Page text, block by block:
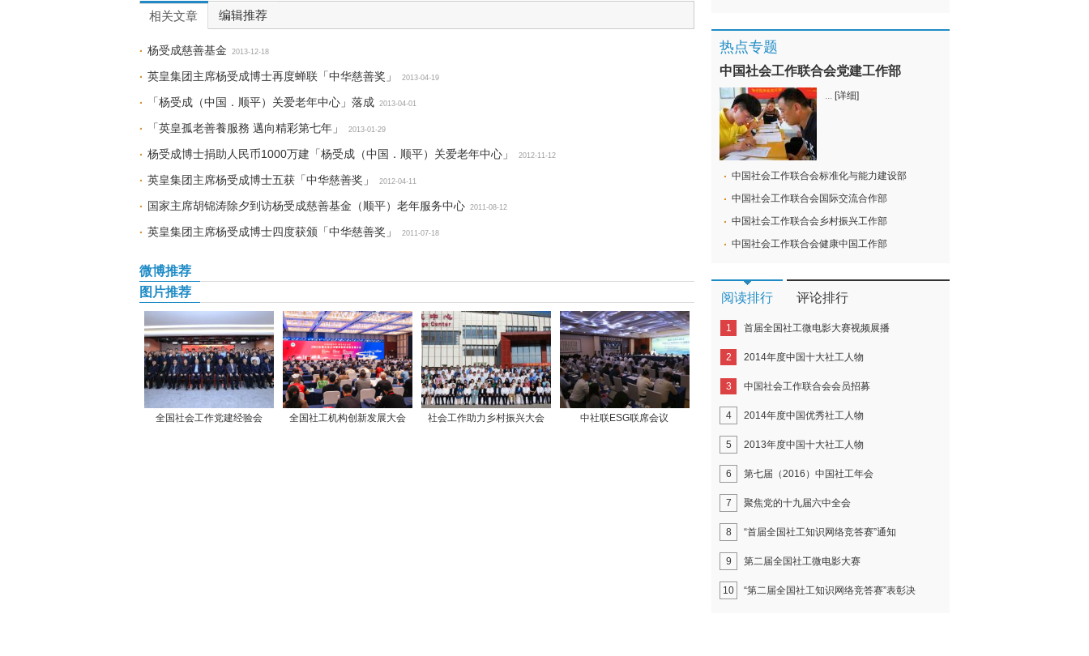
相关文章 编辑推荐
杨受成慈善基金 2013-12-18
英皇集团主席杨受成博士再度蝉联「中华慈善奖」 2013-04-19
「杨受成（中国．顺平）关爱老年中心」落成 2013-04-01
「英皇孤老善養服務 邁向精彩第七年」 2013-01-29
杨受成博士捐助人民币1000万建「杨受成（中国．顺平）关爱老年中心」 2012-11-12
英皇集团主席杨受成博士五获「中华慈善奖」 2012-04-11
国家主席胡锦涛除夕到访杨受成慈善基金（顺平）老年服务中心 2011-08-12
英皇集团主席杨受成博士四度获颁「中华慈善奖」 2011-07-18
微博推荐
图片推荐
全国社会工作党建经验会 全国社工机构创新发展大会 社会工作助力乡村振兴大会 中社联ESG联席会议
热点专题
中国社会工作联合会党建工作部
... [详细]
中国社会工作联合会标准化与能力建设部
中国社会工作联合会国际交流合作部
中国社会工作联合会乡村振兴工作部
中国社会工作联合会健康中国工作部
阅读排行 评论排行
1 首届全国社工微电影大赛视频展播
2 2014年度中国十大社工人物
3 中国社会工作联合会会员招募
4 2014年度中国优秀社工人物
5 2013年度中国十大社工人物
6 第七届（2016）中国社工年会
7 聚焦党的十九届六中全会
8 “首届全国社工知识网络竞答赛”通知
9 第二届全国社工微电影大赛
10 “第二届全国社工知识网络竞答赛”表彰决